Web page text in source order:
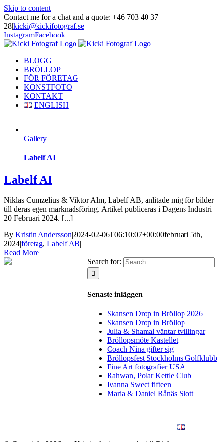
Skip to content
Contact me for a chat and a quote: +46 703 40 37
28|kicki@kickifotograf.se
InstagramFacebook
BLOGG
BRÖLLOP
FÖR FÖRETAG
KONSTFOTO
KONTAKT
ENGLISH
Gallery
Labelf AI
Labelf AI
Niklas Cumzelius & Viktor Alm, Labelf AB, anlitade mig för bilder
till deras egen marknadsföring. Artikel publiceras i Dagens Industri
20 Februari 2024. [...]
By Kristin Andersson|2024-02-06T06:10:07+00:00februari 5th,
2024|företag, Labelf AB|
Read More
Search for:
Senaste inläggen
Skansen Drop in Bröllop 2026
Skansen Drop in Bröllop
Julia & Shamal väntar tvillingar
Bröllopsmöte Kastellet
Coach Nina gifter sig
Bröllopsfest Stockholms Golfklubb
Fine Art fotografier USA
Rahwan, Polar Kettle Club
Ivanna Sweet fifteen
Maria & Daniel Rånäs Slott